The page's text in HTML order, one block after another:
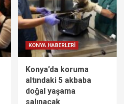
KONYA HABERLERİ
Konya’da koruma
altındaki 5 akbaba
doğal yaşama
salınacak